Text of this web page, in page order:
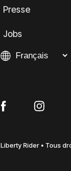
Presse
Jobs
Liberty Rider • Tous